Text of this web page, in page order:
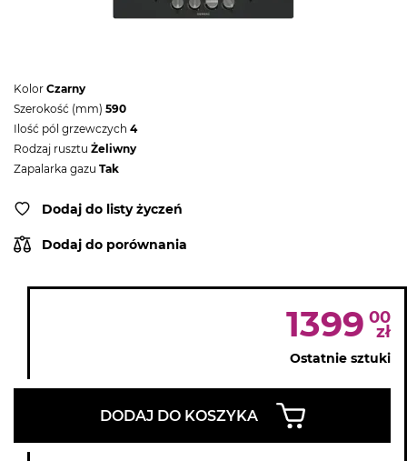
Kolor Czarny
Szerokość (mm) 590
Ilość pól grzewczych 4
Rodzaj rusztu Żeliwny
Zapalarka gazu Tak
Dodaj do listy życzeń
Dodaj do porównania
1399 00
zł
Ostatnie sztuki
DODAJ DO KOSZYKA